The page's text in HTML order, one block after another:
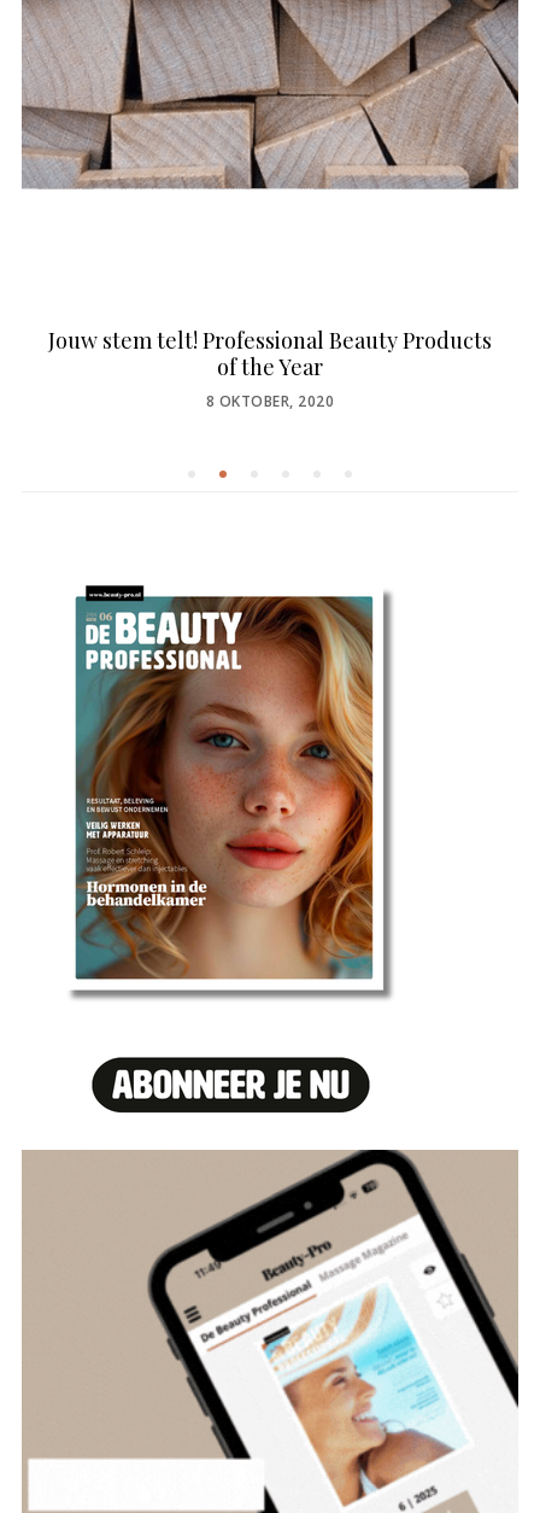
Jouw stem telt! Professional Beauty Products
of the Year
POSTED
8 OKTOBER, 2020